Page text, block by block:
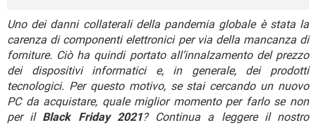
HARDWARE
INSTAGRAM WHATSAPP
TIKTOK FACEBOOK
HARDWARE
iOS WINDOWS 10
INSTAGRAM WHATSAPP
TIKTOK FACEBOOK
HARDWARE
COVID-19 GAMING
INTRATTENIMENTO ANDROID
iOS WINDOWS 10
INSTAGRAM WHATSAPP
TIKTOK FACEBOOK
Uno dei danni collaterali della pandemia globale è stata la
carenza di componenti elettronici per via della mancanza di
forniture. Ciò ha quindi portato all’innalzamento del prezzo
dei dispositivi informatici e, in generale, dei prodotti
tecnologici. Per questo motivo, se stai cercando un nuovo
PC da acquistare, quale miglior momento per farlo se non
per il Black Friday 2021? Continua a leggere il nostro